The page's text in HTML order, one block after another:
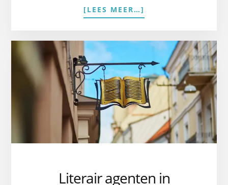
[LEES MEER…]
KOST
BOEK?
Literair agenten in